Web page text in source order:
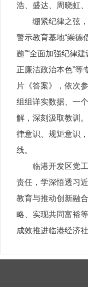
浩、盛达、周晓虹
绷紧纪律之弦
警示教育基地“崇德
题”“全面加强纪律
正廉洁政治本色”等
片《答案》，依次
组组详实数据、一
解，深刻汲取教训
律意识、规矩意识
线。
临港开发区党
责任，学深悟透习
教育与推动创新融
略、实现共同富裕
成效推进临港经济